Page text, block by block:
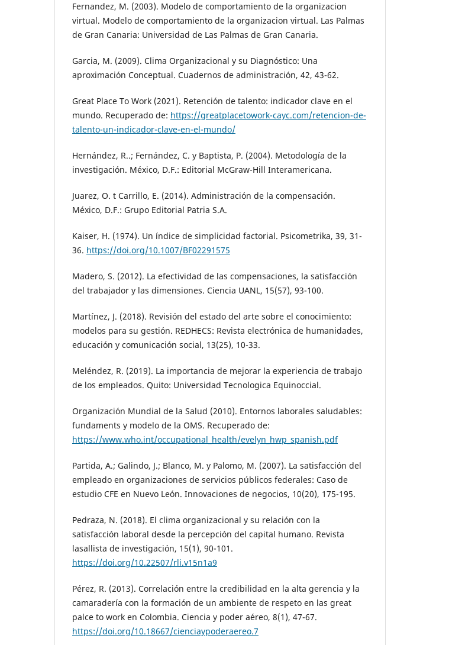
Fernandez, M. (2003). Modelo de comportamiento de la organizacion
virtual. Modelo de comportamiento de la organizacion virtual. Las Palmas
de Gran Canaria: Universidad de Las Palmas de Gran Canaria.
Garcia, M. (2009). Clima Organizacional y su Diagnóstico: Una
aproximación Conceptual. Cuadernos de administración, 42, 43-62.
Great Place To Work (2021). Retención de talento: indicador clave en el
mundo. Recuperado de: https://greatplacetowork-cayc.com/retencion-de-
talento-un-indicador-clave-en-el-mundo/
Hernández, R..; Fernández, C. y Baptista, P. (2004). Metodología de la
investigación. México, D.F.: Editorial McGraw-Hill Interamericana.
Juarez, O. t Carrillo, E. (2014). Administración de la compensación.
México, D.F.: Grupo Editorial Patria S.A.
Kaiser, H. (1974). Un índice de simplicidad factorial. Psicometrika, 39, 31-
36. https://doi.org/10.1007/BF02291575
Madero, S. (2012). La efectividad de las compensaciones, la satisfacción
del trabajador y las dimensiones. Ciencia UANL, 15(57), 93-100.
Martínez, J. (2018). Revisión del estado del arte sobre el conocimiento:
modelos para su gestión. REDHECS: Revista electrónica de humanidades,
educación y comunicación social, 13(25), 10-33.
Meléndez, R. (2019). La importancia de mejorar la experiencia de trabajo
de los empleados. Quito: Universidad Tecnologica Equinoccial.
Organización Mundial de la Salud (2010). Entornos laborales saludables:
fundaments y modelo de la OMS. Recuperado de:
https://www.who.int/occupational_health/evelyn_hwp_spanish.pdf
Partida, A.; Galindo, J.; Blanco, M. y Palomo, M. (2007). La satisfacción del
empleado en organizaciones de servicios públicos federales: Caso de
estudio CFE en Nuevo León. Innovaciones de negocios, 10(20), 175-195.
Pedraza, N. (2018). El clima organizacional y su relación con la
satisfacción laboral desde la percepción del capital humano. Revista
lasallista de investigación, 15(1), 90-101.
https://doi.org/10.22507/rli.v15n1a9
Pérez, R. (2013). Correlación entre la credibilidad en la alta gerencia y la
camaradería con la formación de un ambiente de respeto en las great
palce to work en Colombia. Ciencia y poder aéreo, 8(1), 47-67.
https://doi.org/10.18667/cienciaypoderaereo.7